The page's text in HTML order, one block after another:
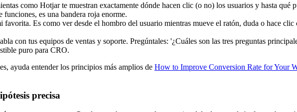
como Hotjar te muestran exactamente dónde hacen clic (o no) los usuarios y hasta qué
es una bandera roja enorme.
favorita. Es como ver desde el hombro del usuario mientras mueve el ratón, duda o hace
con tus equipos de ventas y soporte. Pregúntales: '¿Cuáles son las tres preguntas
puro para CRO.
ayuda entender los principios más amplios de How to Improve Conversion Rate for Your
precisa